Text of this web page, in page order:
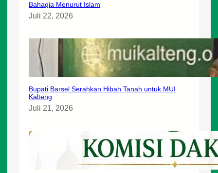
Bahagia Menurut Islam
Juli 22, 2026
Bupati Barsel Serahkan Hibah Tanah untuk MUI
Kalteng
Juli 21, 2026